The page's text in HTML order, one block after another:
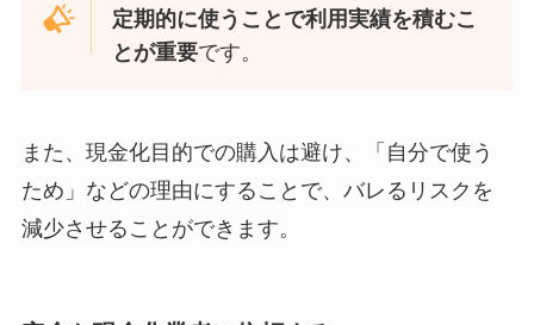
定期的に使うことで利用実績を積むこ
とが重要です。
また、現金化目的での購入は避け、「自分で使う
ため」などの理由にすることで、バレるリスクを
減少させることができます。